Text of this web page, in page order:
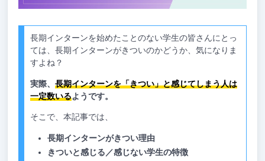
長期インターンを始めたことのない学生の皆さんにとっ
ては、長期インターンがきついのかどうか、気になりま
すよね？
実際、 長期インターンを「きつい」と感じてしまう人は
一定数いるようです。
そこで、本記事では、
長期インターンがきつい理由
きついと感じる／感じない学生の特徴